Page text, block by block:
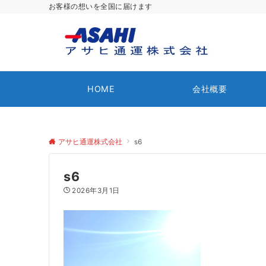
お客様の想いを全国に届けます
HOME 会社概要
アサヒ通運株式会社 s6
s6
2026年3月1日